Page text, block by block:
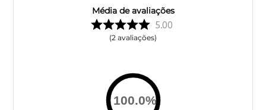
Média de avaliações
5.00
2 avaliações
100.0%